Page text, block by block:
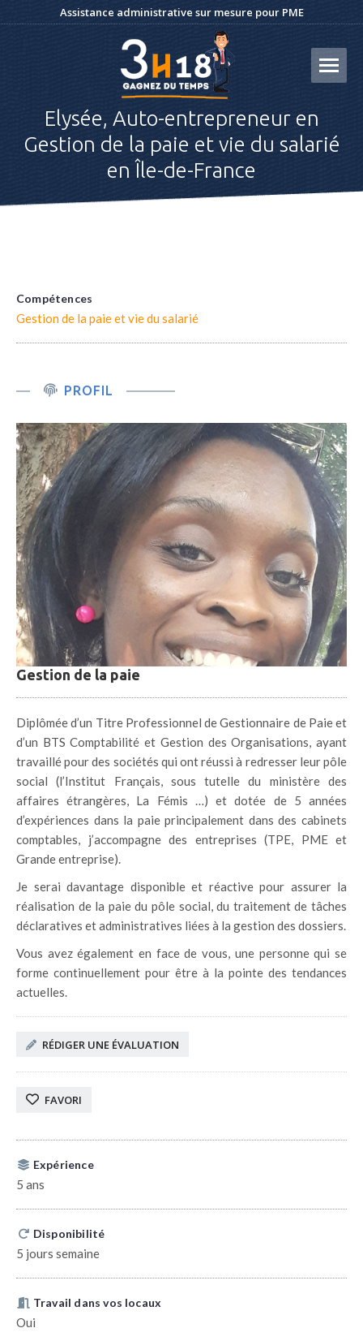
Assistance administrative sur mesure pour PME
Elysée, Auto-entrepreneur en
Gestion de la paie et vie du salarié
en Île-de-France
Compétences
Gestion de la paie et vie du salarié
PROFIL
Gestion de la paie
Diplômée d’un Titre Professionnel de Gestionnaire de Paie et
d’un BTS Comptabilité et Gestion des Organisations, ayant
travaillé pour des sociétés qui ont réussi à redresser leur pôle
social (l’Institut Français, sous tutelle du ministère des
affaires étrangères, La Fémis …) et dotée de 5 années
d’expériences dans la paie principalement dans des cabinets
comptables, j’accompagne des entreprises (TPE, PME et
Grande entreprise).
Je serai davantage disponible et réactive pour assurer la
réalisation de la paie du pôle social, du traitement de tâches
déclaratives et administratives liées à la gestion des dossiers.
Vous avez également en face de vous, une personne qui se
forme continuellement pour être à la pointe des tendances
actuelles.
RÉDIGER UNE ÉVALUATION
FAVORI
Expérience
5 ans
Disponibilité
5 jours semaine
Travail dans vos locaux
Oui